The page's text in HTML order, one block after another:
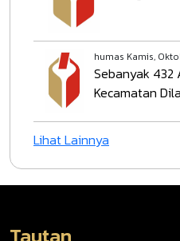
humas Kamis,
Sebanyak 432
Kecamatan
Lihat Lainnya